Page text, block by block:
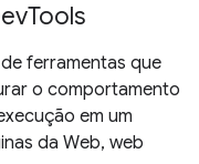
ferramentas que
o comportamento
em um
da Web, web